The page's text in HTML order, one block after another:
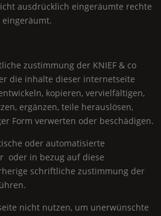
ausdrücklich eingeräumte rechte
zustimmung der KNIEF & co
die inhalte dieser internetseite
kopieren, vervielfältigen,
ergänzen, teile herauslösen,
Form verwerten oder beschädigen.
oder automatisierte
oder in bezug auf diese
schriftliche zustimmung der
nicht nutzen, um unerwünschte